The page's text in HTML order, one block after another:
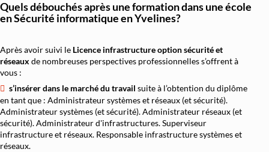
Quels débouchés après une formation dans une école
en Sécurité informatique en Yvelines?
Après avoir suivi le Licence infrastructure option sécurité et
réseaux de nombreuses perspectives professionnelles s’offrent à
vous :
s’insérer dans le marché du travail suite à l’obtention du diplôme
en tant que : Administrateur systèmes et réseaux (et sécurité).
Administrateur systèmes (et sécurité). Administrateur réseaux (et
sécurité). Administrateur d'infrastructures. Superviseur
infrastructure et réseaux. Responsable infrastructure systèmes et
réseaux.